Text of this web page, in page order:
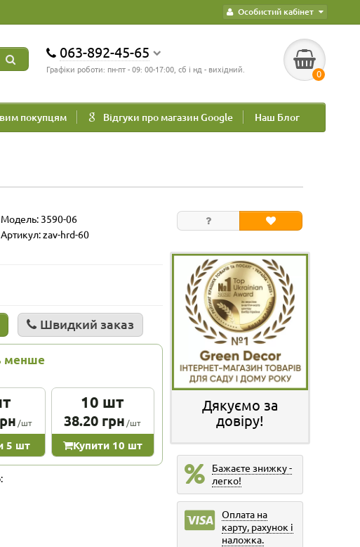
Особистий кабінет
063-892-45-65
Графіки роботи: пн-пт - 09: 00-17:00, сб і нд - вихідний. 0
покупцям Відгуки про магазин Google Наш Блог
Модель: 3590-06
Артикул: zav-hrd-60
Швидкий заказ
менше
/шт
5 шт
10 шт
38.20 грн /шт
Купити 10 шт
Дякуємо за
довіру!
Бажаєте знижку -
легко!
Оплата на
карту, рахунок і
наложка.